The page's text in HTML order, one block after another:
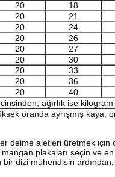
20 18
20 21
20 24
20 26
20 27
20 30
20 33
20 36
20 40
ağırlık ise kilogram
oranda ayrışmış kaya,
delme aletleri üretmek için
plakaları seçin ve
bir dizi mühendisin